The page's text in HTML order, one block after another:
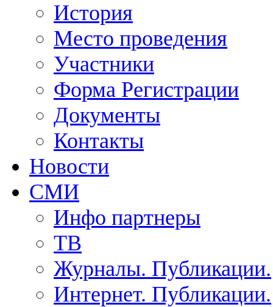
История
Место проведения
Участники
Форма Регистрации
Документы
Контакты
Новости
СМИ
Инфо партнеры
ТВ
Журналы. Публикации.
Интернет. Публикации.